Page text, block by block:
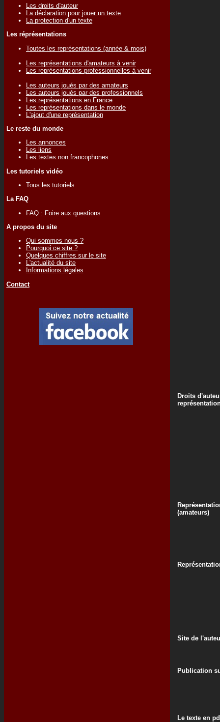
Les droits d'auteur
La déclaration pour jouer un texte
La protection d'un texte
Les réprésentations
Toutes les représentations (année & mois)
Les représentations d'amateurs à venir
Les représentations professionnelles à venir
Les auteurs joués par des amateurs
Les auteurs joués par des professionnels
Les représentations en France
Les représentations dans le monde
L'ajout d'une représentation
Le reste du monde
Les annonces
Les liens
Les textes non francophones
Les tutoriels vidéo
Tous les tutoriels
La FAQ
FAQ : Foire aux questions
A propos du site
Qui sommes nous ?
Pourquoi ce site ?
Quelques chiffres sur le site
L'actualité du site
Informations légales
Contact
Droits
(amateurs)
Site de
Publication
Le texte en